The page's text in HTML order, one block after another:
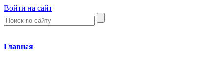
Войти на сайт
Главная